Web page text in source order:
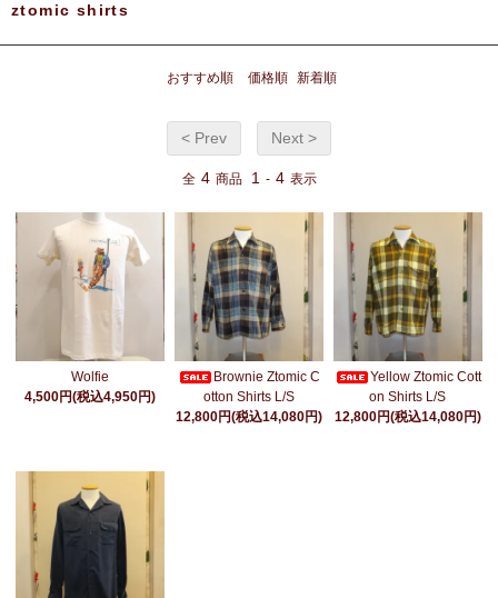
ztomic shirts
おすすめ順 価格順 新着順
< Prev Next >
全 4 商品 1 - 4 表示
Wolfie
4,500円(税込4,950円)
Brownie Ztomic C
otton Shirts L/S
12,800円(税込14,080円)
Yellow Ztomic Cott
on Shirts L/S
12,800円(税込14,080円)